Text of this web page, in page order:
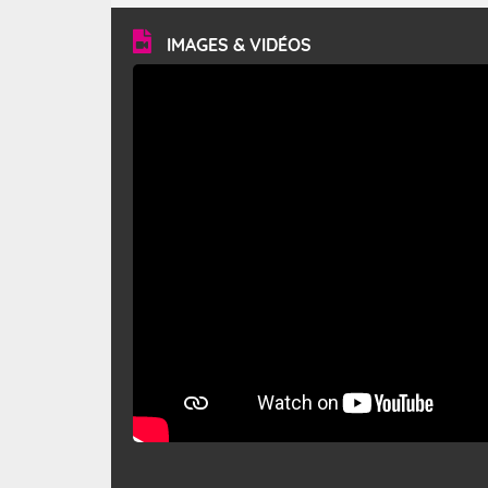
vitesse moyenne de 50 km/h et atteindre 80 à 100 km/h
en rafales, parfois davantage. Il parcourt la basse vallée
du Rhône et la Provence et envahit le littoral
méditerranéen à partir de la Camargue.
IMAGES & VIDÉOS